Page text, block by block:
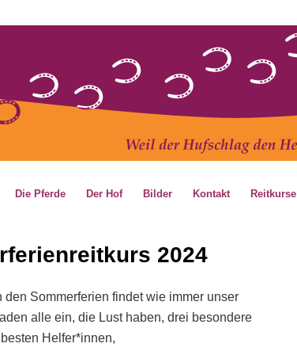
Die Pferde Der Hof Bilder Kontakt Reitkurse
2024
Sommerferien findet wie immer unser
alle ein, die Lust haben, drei besondere
Helfer*innen,